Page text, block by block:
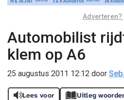
Adverteren?
Automobilist
klem op A6
25 augustus 2011 12:12 door
Lees voor Uitleg